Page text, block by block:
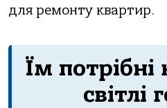
для ремонту квартир.
Їм потрібні
світлі